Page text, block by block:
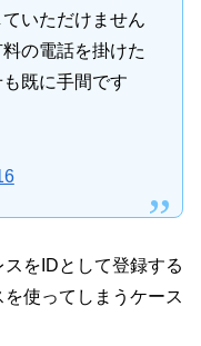
いただけません
の電話を掛けた
既に手間です
をIDとして登録する
使ってしまうケース